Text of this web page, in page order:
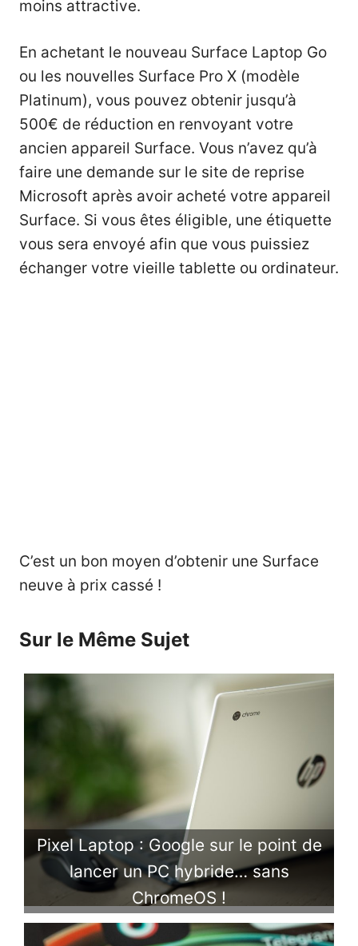
moins attractive.
En achetant le nouveau Surface Laptop Go
ou les nouvelles Surface Pro X (modèle
Platinum), vous pouvez obtenir jusqu’à
500€ de réduction en renvoyant votre
ancien appareil Surface. Vous n’avez qu’à
faire une demande sur le site de reprise
Microsoft après avoir acheté votre appareil
Surface. Si vous êtes éligible, une étiquette
vous sera envoyé afin que vous puissiez
échanger votre vieille tablette ou ordinateur.
C’est un bon moyen d’obtenir une Surface
neuve à prix cassé !
Sur le Même Sujet
Pixel Laptop : Google sur le point de
lancer un PC hybride… sans
ChromeOS !